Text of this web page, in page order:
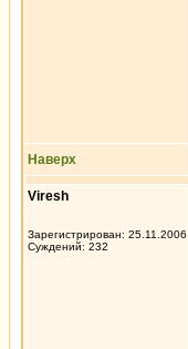
Наверх
Viresh
Зарегистрирован: 25.11.2006
Суждений: 232